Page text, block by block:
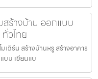
ร้างบ้าน ออกแบบ
วไทย
ดิร์น สร้างบ้านหรู สร้างอาคาร
บบ เขียนแบ